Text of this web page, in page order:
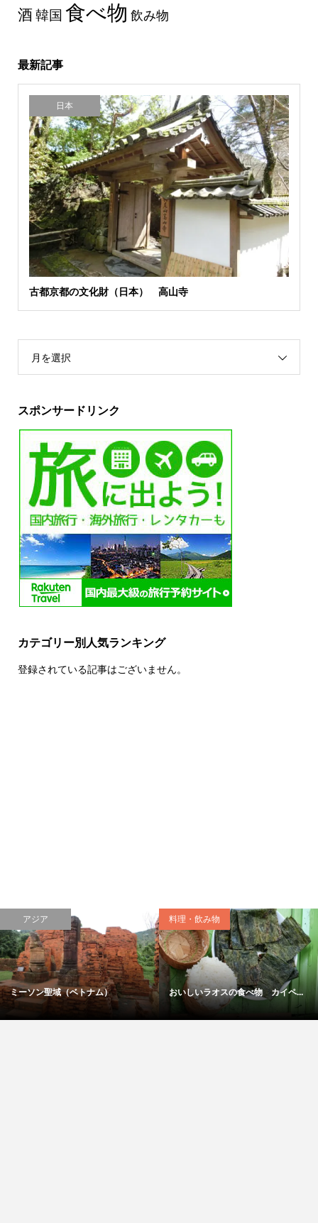
酒韓国 食べ物 飲み物
最新記事
日本
古都京都の文化財（日本） 高山寺
月を選択
スポンサードリンク
カテゴリー別人気ランキング
登録されている記事はございません。
アジア
ミーソン聖域（ベトナム）
料理・飲み物
おいしいラオスの食べ物 カイペ...